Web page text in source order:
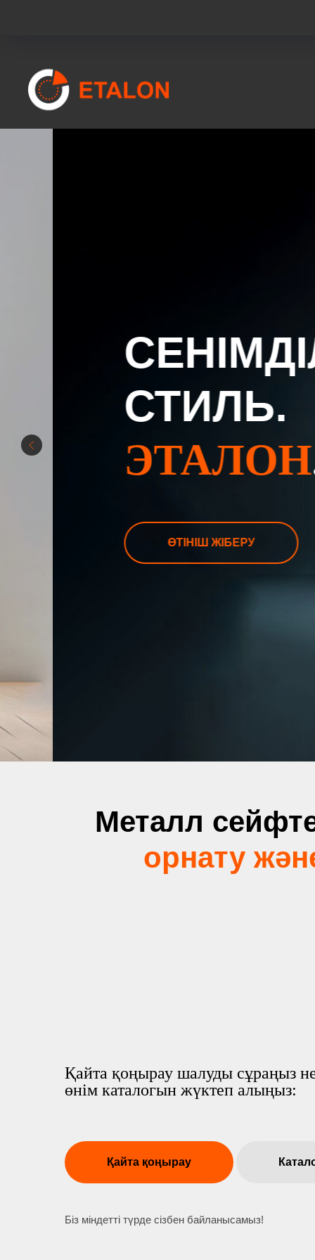
СТИЛЬ.
ЭТАЛОН.
ӨТІНІШ ЖІБЕРУ
Металл
орнату
Қайта қоңырау шалуды сұраңыз
өнім каталогын жүктеп алыңыз:
Қайта қоңырау
Біз міндетті түрде сізбен байланысамыз!